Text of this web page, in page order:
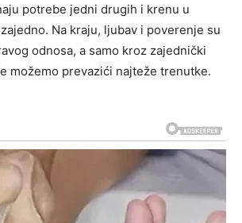
potrebe jedni drugih i krenu u
Na kraju, ljubav i poverenje su
odnosa, a samo kroz zajednički
možemo prevazići najteže trenutke.